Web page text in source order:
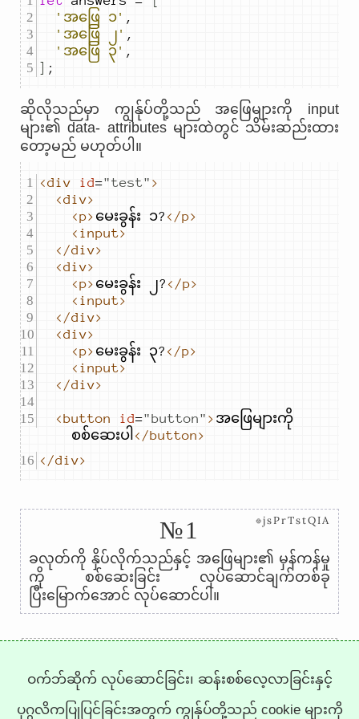
'အဖြေ ၁' ,
'အဖြေ ၂' ,
'အဖြေ ၃' ,
] ;
ဆိုလိုသည်မှာ ကျွန်ုပ်တို့သည် အဖြေများကို input
များ၏ data- attributes များထဲတွင် သိမ်းဆည်းထား
တော့မည် မဟုတ်ပါ။
<div id="test" >
<div>
<p> မေးခွန်း ၁? </p>
<input>
</div>
<div>
<p> မေးခွန်း ၂? </p>
<input>
</div>
<div>
<p> မေးခွန်း ၃? </p>
<input>
</div>
<button id="button" > အဖြေများကို
စစ်ဆေးပါ </button>
</div>
№1 ⊗jsPrTstQIA
ခလုတ်ကို နှိပ်လိုက်သည်နှင့် အဖြေများ၏ မှန်ကန်မှု
ကို စစ်ဆေးခြင်း လုပ်ဆောင်ချက်တစ်ခု
ပြီးမြောက်အောင် လုပ်ဆောင်ပါ။
ဝက်ဘ်ဆိုက် လုပ်ဆောင်ခြင်း၊ ဆန်းစစ်လေ့လာခြင်းနှင့်
ပုဂ္ဂလိကပြုပြင်ခြင်းအတွက် ကျွန်ုပ်တို့သည် cookie များကို